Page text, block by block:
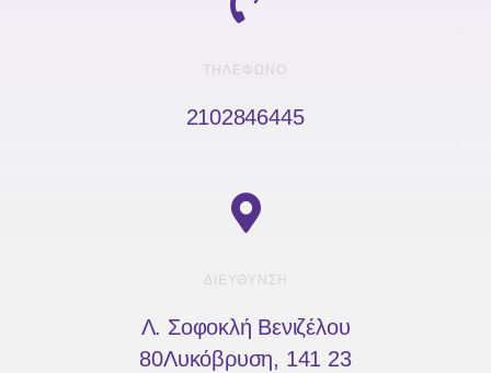
ΤΗΛΈΦΩΝΟ
2102846445
ΔΙΕΎΘΥΝΣΗ
Λ. Σοφοκλή Βενιζέλου
80Λυκόβρυση, 141 23